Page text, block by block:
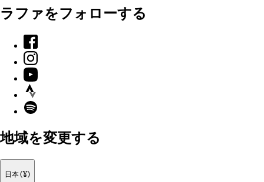
ラファをフォローする
Facebook
Instagram
YouTube
Strava
Spotify
地域を変更する
日本 (¥)